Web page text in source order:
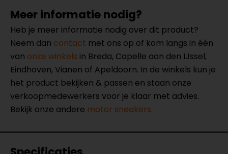
Meer informatie nodig?
Heb je meer informatie nodig over dit product?
Neem dan contact met ons op of kom langs in één
van onze winkels in Breda, Capelle aan den IJssel,
Eindhoven, Vianen of Apeldoorn. In de winkels kun je
het product bekijken & passen en staan onze
verkoopmedewerkers voor je klaar met advies.
Bekijk onze andere motor sneakers.